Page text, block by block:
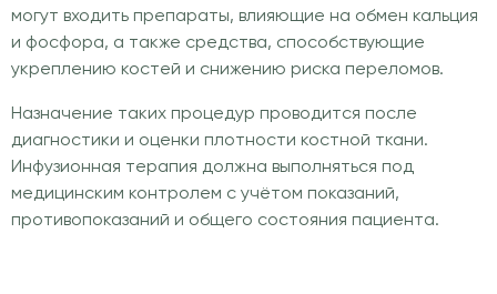
могут входить препараты, влияющие на обмен кальция
и фосфора, а также средства, способствующие
укреплению костей и снижению риска переломов.
Назначение таких процедур проводится после
диагностики и оценки плотности костной ткани.
Инфузионная терапия должна выполняться под
медицинским контролем с учётом показаний,
противопоказаний и общего состояния пациента.